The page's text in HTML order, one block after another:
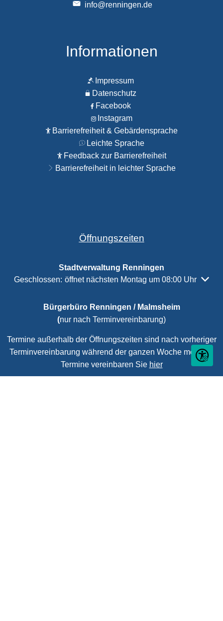
info@renningen.de
Informationen
Impressum
Datenschutz
Facebook
Instagram
Barrierefreiheit & Gebärdensprache
Leichte Sprache
Feedback zur Barrierefreiheit
Barrierefreiheit in leichter Sprache
Öffnungszeiten
Stadtverwaltung Renningen
Klicken, um weitere Öffnungs- oder Schließzeiten
Geschlossen: öffnet nächsten Montag um 08:00 Uhr
Bürgerbüro Renningen / Malmsheim
(nur nach Terminvereinbarung)
Termine außerhalb der Öffnungszeiten sind nach vorheriger
Terminvereinbarung während der ganzen Woche möglich.
Termine vereinbaren Sie hier
Seite